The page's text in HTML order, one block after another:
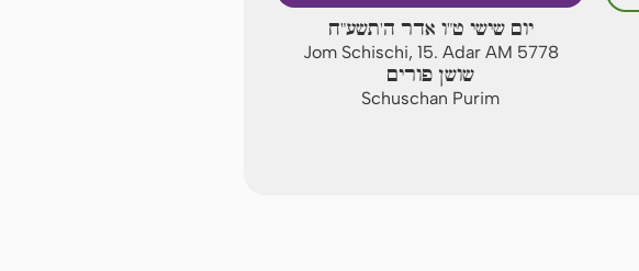
יום שישי ט"ו אדר ה'תשע"ח
Jom Schischi, 15. Adar AM 5778
שושן פורים
Schuschan Purim